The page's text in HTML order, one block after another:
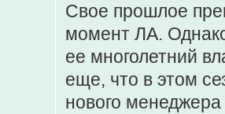
Свое прошлое
момент ЛА.
ее многолетний
еще, что в этом
нового